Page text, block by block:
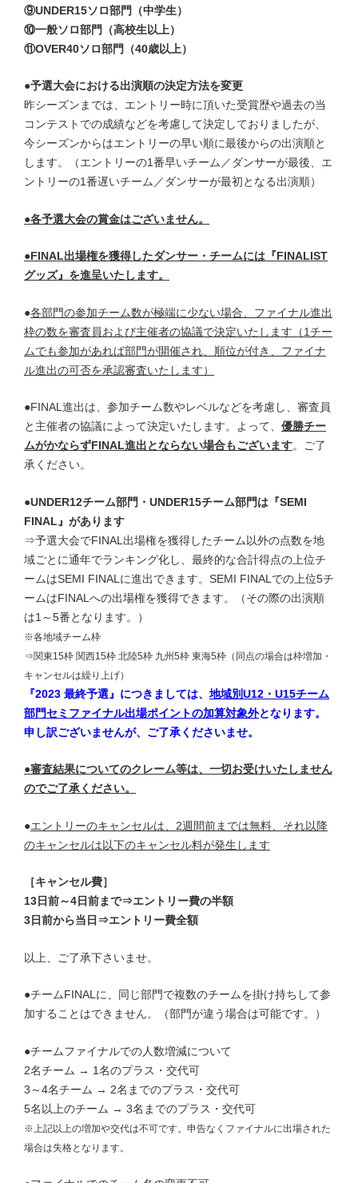
⑨UNDER15ソロ部門（中学生）
⑩一般ソロ部門（高校生以上）
⑪OVER40ソロ部門（40歳以上）
●予選大会における出演順の決定方法を変更
昨シーズンまでは、エントリー時に頂いた受賞歴や過去の当
コンテストでの成績などを考慮して決定しておりましたが、
今シーズンからはエントリーの早い順に最後からの出演順と
します。（エントリーの1番早いチーム／ダンサーが最後、エ
ントリーの1番遅いチーム／ダンサーが最初となる出演順）
●各予選大会の賞金はございません。
●FINAL出場権を獲得したダンサー・チームには『FINALIST
グッズ』を進呈いたします。
●各部門の参加チーム数が極端に少ない場合、ファイナル進出
枠の数を審査員および主催者の協議で決定いたします（1チー
ムでも参加があれば部門が開催され、順位が付き、ファイナ
ル進出の可否を承認審査いたします）
●FINAL進出は、参加チーム数やレベルなどを考慮し、審査員
と主催者の協議によって決定いたします。よって、 優勝チー
ムがかならずFINAL進出とならない場合もございます。ご了
承ください。
●UNDER12チーム部門・UNDER15チーム部門は『SEMI
FINAL』があります
⇒予選大会でFINAL出場権を獲得したチーム以外の点数を地
域ごとに通年でランキング化し、最終的な合計得点の上位チ
ームはSEMI FINALに進出できます。SEMI FINALでの上位5チ
ームはFINALへの出場権を獲得できます。（その際の出演順
は1～5番となります。）
※各地域チーム枠
⇒関東15枠 関西15枠 北陸5枠 九州5枠 東海5枠（同点の場合は枠増加・
キャンセルは繰り上げ）
『2023 最終予選』につきましては、 地域別U12・U15チーム
部門セミファイナル出場ポイントの加算対象外となります。
申し訳ございませんが、ご了承くださいませ。
●審査結果についてのクレーム等は、一切お受けいたしません
のでご了承ください。
●エントリーのキャンセルは、2週間前までは無料、それ以降
のキャンセルは以下のキャンセル料が発生します
［キャンセル費］
13日前～4日前まで⇒エントリー費の半額
3日前から当日⇒エントリー費全額
以上、ご了承下さいませ。
●チームFINALに、同じ部門で複数のチームを掛け持ちして参
加することはできません。（部門が違う場合は可能です。）
●チームファイナルでの人数増減について
2名チーム → 1名のプラス・交代可
3～4名チーム → 2名までのプラス・交代可
5名以上のチーム → 3名までのプラス・交代可
※上記以上の増加や交代は不可です。申告なくファイナルに出場された
場合は失格となります。